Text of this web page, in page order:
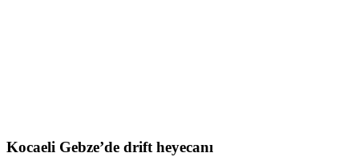
Kocaeli Gebze’de drift heyecanı